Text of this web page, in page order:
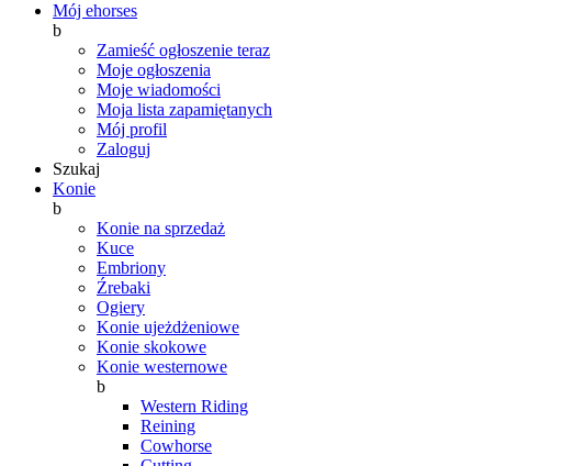
Mój ehorses
b
Zamieść ogłoszenie teraz
Moje ogłoszenia
Moje wiadomości
Moja lista zapamiętanych
Mój profil
Zaloguj
Szukaj
Konie
b
Konie na sprzedaż
Kuce
Embriony
Źrebaki
Ogiery
Konie ujeżdżeniowe
Konie skokowe
Konie westernowe
b
Western Riding
Reining
Cowhorse